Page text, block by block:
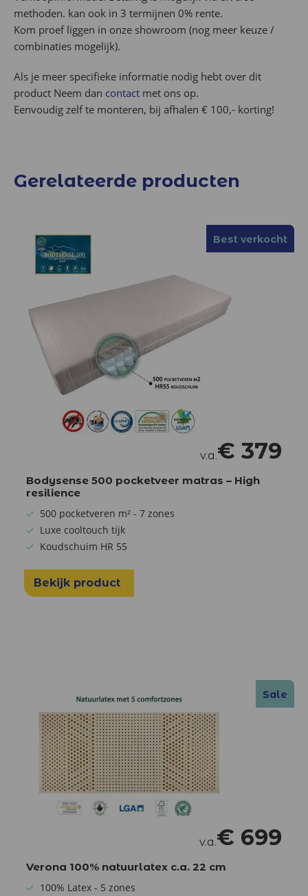
methoden. kan ook in 3 termijnen 0% rente.
Kom proef liggen in onze showroom (nog meer keuze /
combinaties mogelijk).
Als je meer specifieke informatie nodig hebt over dit
product Neem dan contact met ons op.
Eenvoudig zelf te monteren, bij afhalen € 100,- korting!
Gerelateerde producten
Best verkocht
Best verkocht
v.a.€ 379
Bodysense 500 pocketveer matras – High
resilience
500 pocketveren m² - 7 zones
Luxe cooltouch tijk
Koudschuim HR 55
Bekijk product
Sale
Sale
v.a.€ 699
Verona 100% natuurlatex c.a. 22 cm
100% Latex - 5 zones